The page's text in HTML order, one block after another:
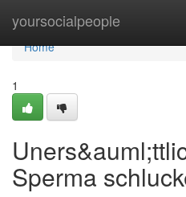
yoursocialpeople
Home
Home
1
Sperma